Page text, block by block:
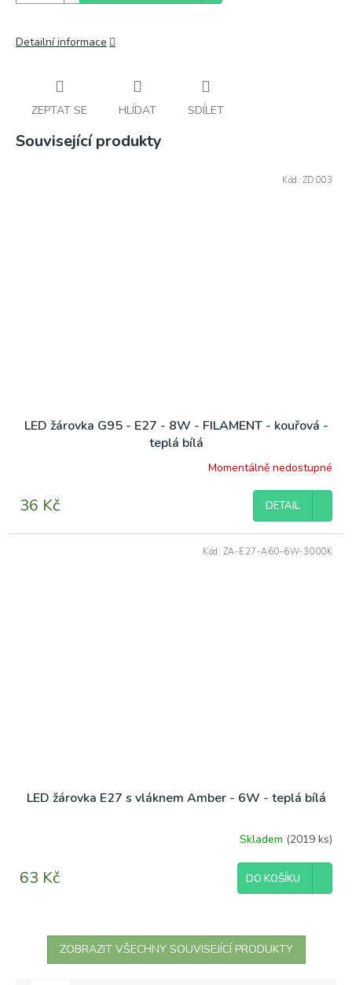
Detailní informace
ZEPTAT SE HLÍDAT SDÍLET
Související produkty
LED žárovka G95 - E27 - 8W - FILAMENT - kouřová -
teplá bílá
Momentálně nedostupné
36 Kč DETAIL
Kód: ZD003
LED žárovka E27 s vláknem Amber - 6W - teplá bílá
Skladem (2019 ks)
63 Kč DO KOŠÍKU
Kód: ZA-E27-A60-6W-3000K
ZOBRAZIT VŠECHNY SOUVISEJÍCÍ PRODUKTY